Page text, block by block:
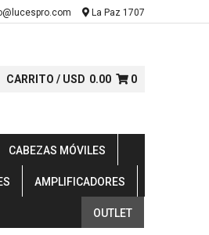
La Paz 1707
CARRITO / USD 0.00 0
CABEZAS MÓVILES
AMPLIFICADORES
OUTLET